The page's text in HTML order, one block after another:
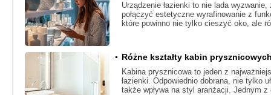
Urządzenie łazienki to nie lada
połączyć estetyczne wyrafinowanie z
które powinno nie tylko cieszyć oko, ale
Różne kształty kabin
Kabina prysznicowa to jeden z
łazienki. Odpowiednio dobrana, nie tylko
także wpływa na styl aranżacji. Jednym